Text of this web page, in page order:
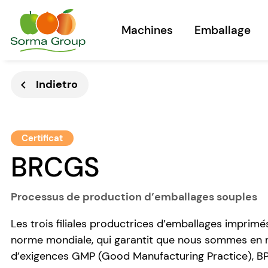
Machines Emballage
chevron_left Indietro
Certificat
BRCGS
Processus de production d’emballages souples
Les trois filiales productrices d’emballages
norme mondiale, qui garantit que nous sommes en
d’exigences GMP (Good Manufacturing Practice),